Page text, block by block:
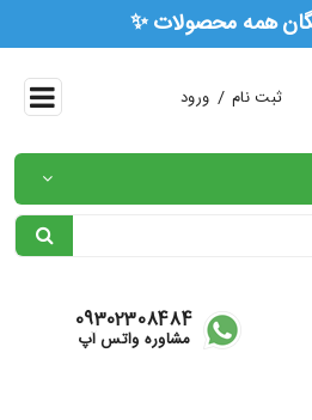
✨ ارسال رایگان همه
ثبت نام / ورود
09302308484
مشاوره واتس آپ